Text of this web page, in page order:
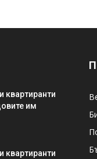
квартиранти
им
квартиранти